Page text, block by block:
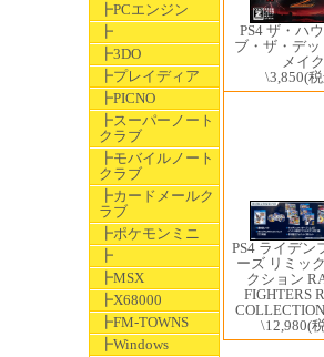
┣PCエンジン
┣
┣3DO
┣プレイディア
┣PICNO
┣スーパーノート
クラブ
┣モバイルノート
クラブ
┣カードメールク
ラブ
┣ポケモンミニ
┣
┣MSX
┣X68000
┣FM-TOWNS
┣Windows
PS4 ザ・ハ
ブ・ザ・デッ
メイク
\3,850(
PS4 ライデン
ーズ リミッ
クション
FIGHTERS
\12,980(